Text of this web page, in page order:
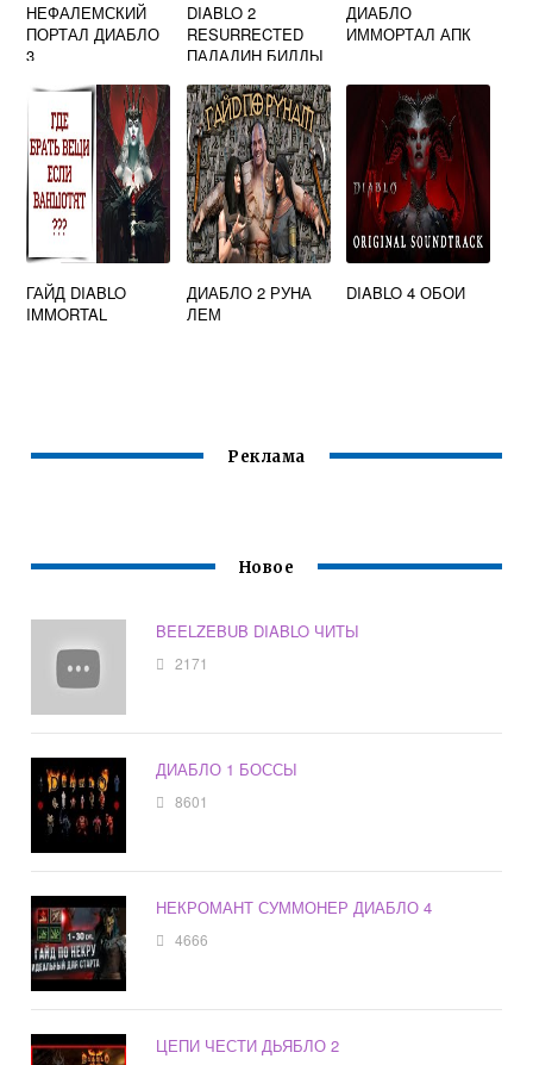
НЕФАЛЕМСКИЙ
ПОРТАЛ ДИАБЛО
3
DIABLO 2
RESURRECTED
ПАЛАДИН БИЛДЫ
ДИАБЛО
ИММОРТАЛ АПК
ГАЙД DIABLO
IMMORTAL
ДИАБЛО 2 РУНА
ЛЕМ
DIABLO 4 ОБОИ
Реклама
Новое
BEELZEBUB DIABLO ЧИТЫ
2171
ДИАБЛО 1 БОССЫ
8601
НЕКРОМАНТ СУММОНЕР ДИАБЛО 4
4666
ЦЕПИ ЧЕСТИ ДЬЯБЛО 2